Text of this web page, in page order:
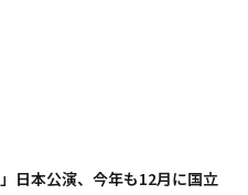
」日本公演、今年も12月に国立